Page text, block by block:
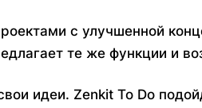
с улучшенной
те же функции и
идеи. Zenkit To Do